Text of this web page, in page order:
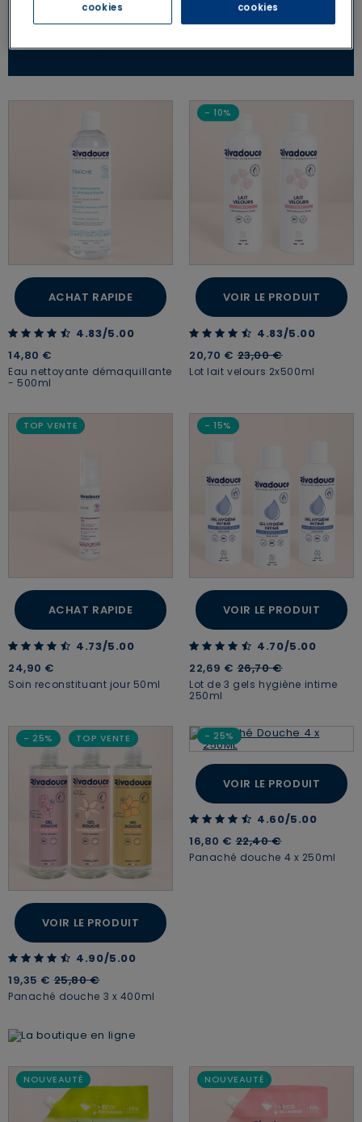
ACHAT RAPIDE
4.83 out of 5 Customer Rating
4.83/5.00
14,80 €
Eau nettoyante démaquillante
- 500ml
- 10%
VOIR LE PRODUIT
4.83 out of 5 Customer Rating
4.83/5.00
20,70 €Price reduced from
23,00 €to
Lot lait velours 2x500ml
TOP VENTE
ACHAT RAPIDE
4.73 out of 5 Customer Rating
4.73/5.00
24,90 €
Soin reconstituant jour 50ml
- 15%
VOIR LE PRODUIT
4.70 out of 5 Customer Rating
4.70/5.00
22,69 €Price reduced from
26,70 €to
Lot de 3 gels hygiène intime
250ml
- 25% TOP VENTE
VOIR LE PRODUIT
4.90 out of 5 Customer Rating
4.90/5.00
19,35 €Price reduced from
25,80 €to
Panaché douche 3 x 400ml
- 25%
VOIR LE PRODUIT
4.60 out of 5 Customer Rating
4.60/5.00
16,80 €Price reduced from
22,40 €to
Panaché douche 4 x 250ml
NOUVEAUTÉ NOUVEAUTÉ
cookies
cookies